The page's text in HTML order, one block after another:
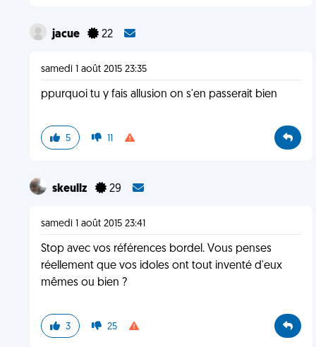
jacue 22
samedi 1 août 2015 23:35
ppurquoi tu y fais allusion on s'en passerait bien
5 11
skeullz 29
samedi 1 août 2015 23:41
Stop avec vos références bordel. Vous penses
réellement que vos idoles ont tout inventé d'eux
mêmes ou bien ?
3 25